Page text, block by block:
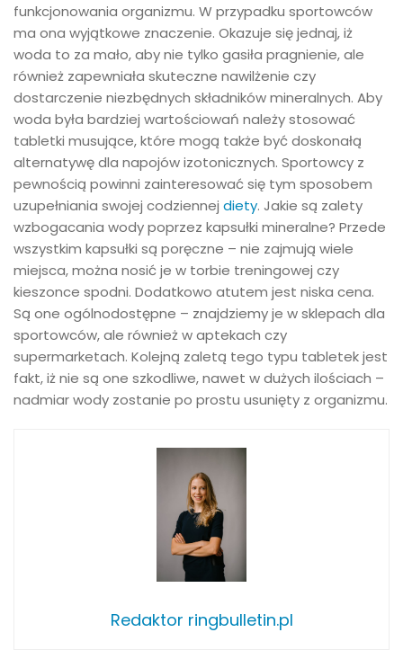
funkcjonowania organizmu. W przypadku sportowców
ma ona wyjątkowe znaczenie. Okazuje się jednaj, iż
woda to za mało, aby nie tylko gasiła pragnienie, ale
również zapewniała skuteczne nawilżenie czy
dostarczenie niezbędnych składników mineralnych. Aby
woda była bardziej wartościowań należy stosować
tabletki musujące, które mogą także być doskonałą
alternatywę dla napojów izotonicznych. Sportowcy z
pewnością powinni zainteresować się tym sposobem
uzupełniania swojej codziennej diety. Jakie są zalety
wzbogacania wody poprzez kapsułki mineralne? Przede
wszystkim kapsułki są poręczne – nie zajmują wiele
miejsca, można nosić je w torbie treningowej czy
kieszonce spodni. Dodatkowo atutem jest niska cena.
Są one ogólnodostępne – znajdziemy je w sklepach dla
sportowców, ale również w aptekach czy
supermarketach. Kolejną zaletą tego typu tabletek jest
fakt, iż nie są one szkodliwe, nawet w dużych ilościach –
nadmiar wody zostanie po prostu usunięty z organizmu.
Redaktor ringbulletin.pl